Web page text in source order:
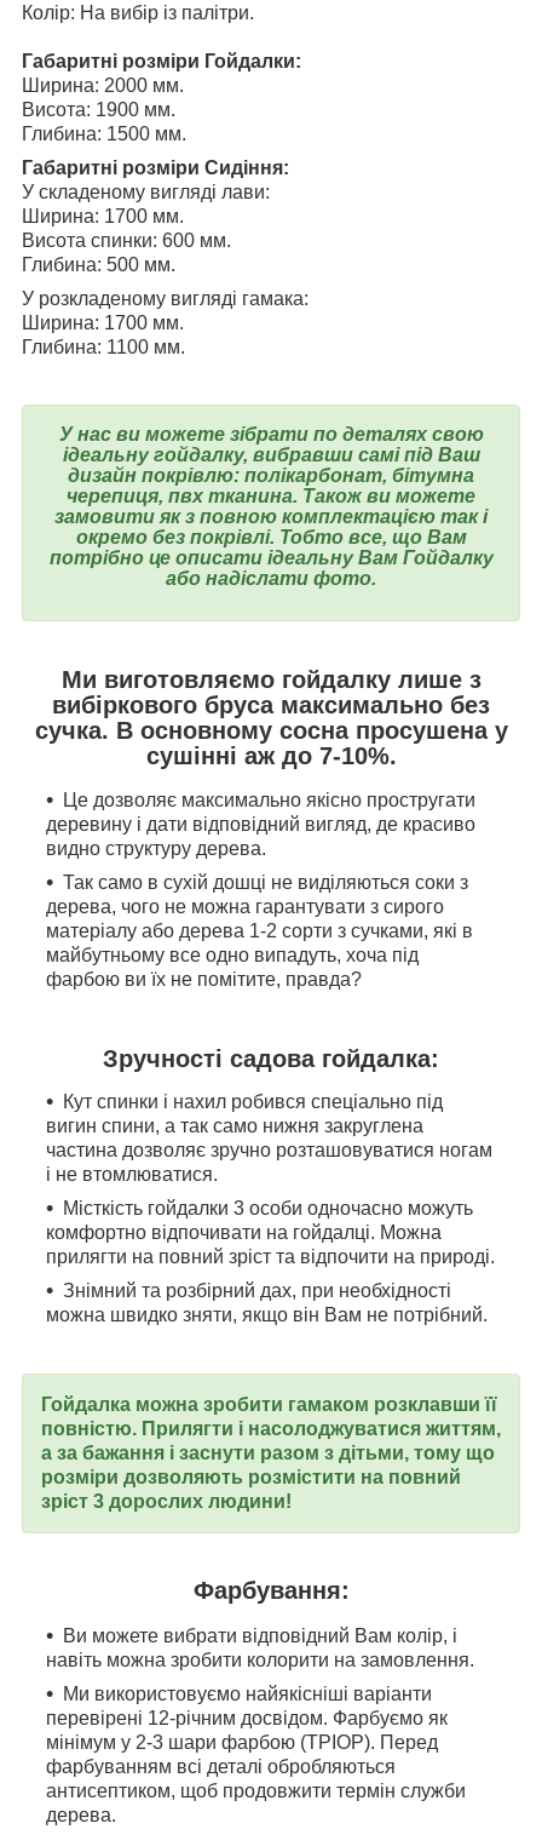
Колір: На вибір із палітри.
Габаритні розміри Гойдалки:
Ширина: 2000 мм.
Висота: 1900 мм.
Глибина: 1500 мм.
Габаритні розміри Сидіння:
У складеному вигляді лави:
Ширина: 1700 мм.
Висота спинки: 600 мм.
Глибина: 500 мм.
У розкладеному вигляді гамака:
Ширина: 1700 мм.
Глибина: 1100 мм.
У нас ви можете зібрати по деталях свою
ідеальну гойдалку, вибравши самі під Ваш
дизайн покрівлю: полікарбонат, бітумна
черепиця, пвх тканина. Також ви можете
замовити як з повною комплектацією так і
окремо без покрівлі. Тобто все, що Вам
потрібно це описати ідеальну Вам Гойдалку
або надіслати фото.
Ми виготовляємо гойдалку лише з
вибіркового бруса максимально без
сучка. В основному сосна просушена у
сушінні аж до 7-10%.
Це дозволяє максимально якісно простругати
деревину і дати відповідний вигляд, де красиво
видно структуру дерева.
Так само в сухій дошці не виділяються соки з
дерева, чого не можна гарантувати з сирого
матеріалу або дерева 1-2 сорти з сучками, які в
майбутньому все одно випадуть, хоча під
фарбою ви їх не помітите, правда?
Зручності садова гойдалка:
Кут спинки і нахил робився спеціально під
вигин спини, а так само нижня закруглена
частина дозволяє зручно розташовуватися ногам
і не втомлюватися.
Місткість гойдалки 3 особи одночасно можуть
комфортно відпочивати на гойдалці. Можна
прилягти на повний зріст та відпочити на природі.
Знімний та розбірний дах, при необхідності
можна швидко зняти, якщо він Вам не потрібний.
Гойдалка можна зробити гамаком розклавши її
повністю. Прилягти і насолоджуватися життям,
а за бажання і заснути разом з дітьми, тому що
розміри дозволяють розмістити на повний
зріст 3 дорослих людини!
Фарбування:
Ви можете вибрати відповідний Вам колір, і
навіть можна зробити колорити на замовлення.
Ми використовуємо найякісніші варіанти
перевірені 12-річним досвідом. Фарбуємо як
мінімум у 2-3 шари фарбою (ТРІОР). Перед
фарбуванням всі деталі обробляються
антисептиком, щоб продовжити термін служби
дерева.